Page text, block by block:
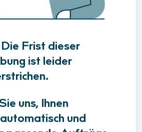
Frist dieser
ist leider
uns, Ihnen
und